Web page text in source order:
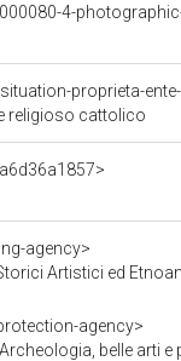
4-
proprieta-
religioso cattolico
agency>
Artistici ed
agency>
belle arti